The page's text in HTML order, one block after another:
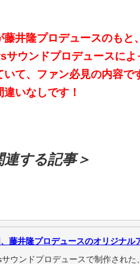
藤井隆プロデュースのも
サウンドプロデュースによ
いて、ファン必見の内容
違いなしです！
連する記事＞
、藤井隆プロデュースのオリジナル
サウンドプロデュースで制作され